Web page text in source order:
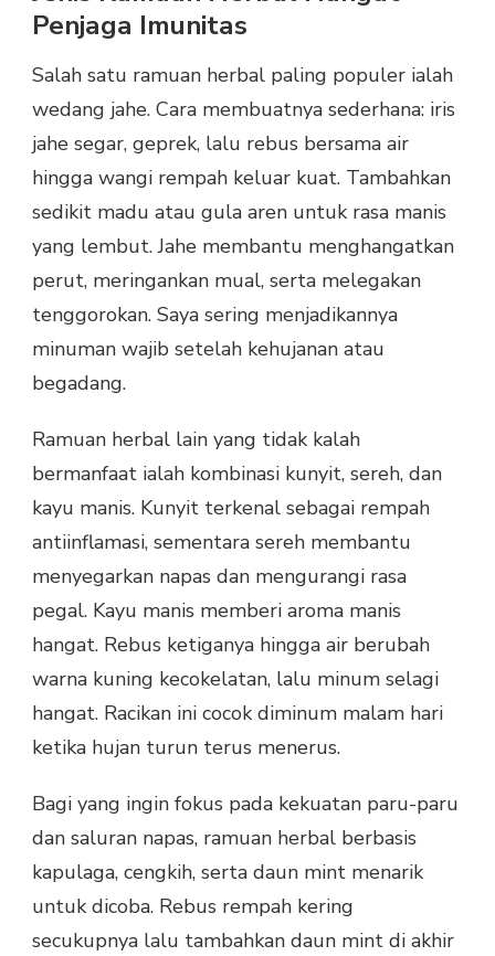
Penjaga Imunitas
Salah satu ramuan herbal paling populer ialah
wedang jahe. Cara membuatnya sederhana: iris
jahe segar, geprek, lalu rebus bersama air
hingga wangi rempah keluar kuat. Tambahkan
sedikit madu atau gula aren untuk rasa manis
yang lembut. Jahe membantu menghangatkan
perut, meringankan mual, serta melegakan
tenggorokan. Saya sering menjadikannya
minuman wajib setelah kehujanan atau
begadang.
Ramuan herbal lain yang tidak kalah
bermanfaat ialah kombinasi kunyit, sereh, dan
kayu manis. Kunyit terkenal sebagai rempah
antiinflamasi, sementara sereh membantu
menyegarkan napas dan mengurangi rasa
pegal. Kayu manis memberi aroma manis
hangat. Rebus ketiganya hingga air berubah
warna kuning kecokelatan, lalu minum selagi
hangat. Racikan ini cocok diminum malam hari
ketika hujan turun terus menerus.
Bagi yang ingin fokus pada kekuatan paru-paru
dan saluran napas, ramuan herbal berbasis
kapulaga, cengkih, serta daun mint menarik
untuk dicoba. Rebus rempah kering
secukupnya lalu tambahkan daun mint di akhir